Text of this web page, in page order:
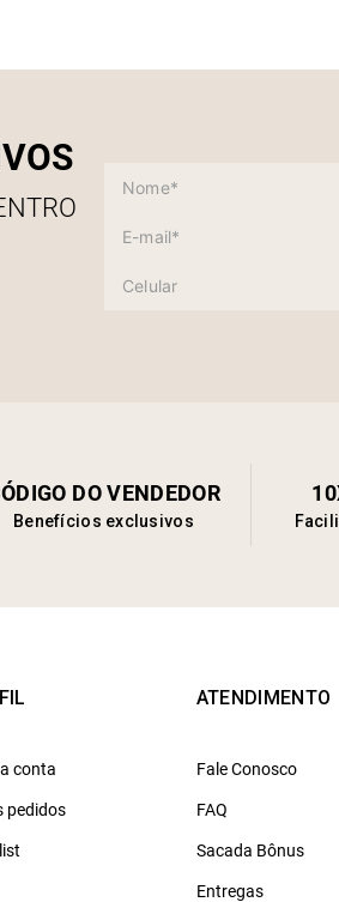
DO VENDEDOR
Benefícios exclusivos
conta
pedidos
ATENDIMENTO
Fale Conosco
FAQ
Sacada Bônus
Entregas